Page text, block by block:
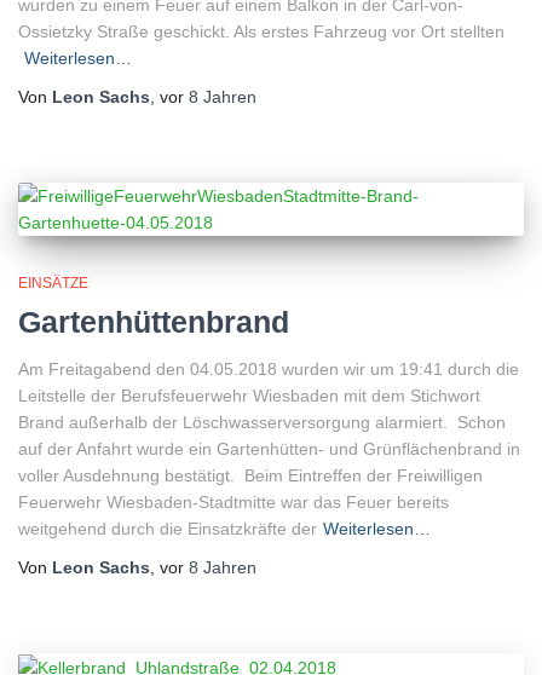
wurden zu einem Feuer auf einem Balkon in der Carl-von-
Ossietzky Straße geschickt. Als erstes Fahrzeug vor Ort stellten
Weiterlesen…
Von Leon Sachs , vor 8 Jahren
EINSÄTZE
Gartenhüttenbrand
Am Freitagabend den 04.05.2018 wurden wir um 19:41 durch die
Leitstelle der Berufsfeuerwehr Wiesbaden mit dem Stichwort
Brand außerhalb der Löschwasserversorgung alarmiert. Schon
auf der Anfahrt wurde ein Gartenhütten- und Grünflächenbrand in
voller Ausdehnung bestätigt. Beim Eintreffen der Freiwilligen
Feuerwehr Wiesbaden-Stadtmitte war das Feuer bereits
weitgehend durch die Einsatzkräfte der Weiterlesen…
Von Leon Sachs , vor 8 Jahren